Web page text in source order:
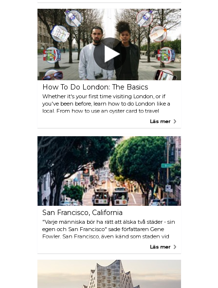
Mellanöstern har färgat Ankaras arkitektur, mat,
vin, nattliv, mode och konst. De två kulturerna har
smält samman i denna stad och gett den en unik
identitet. Om du ankrar i Ankara, som namnet
föreslår, tar du ett steg över historiens gräns.
How To Do London: The Basics
Whether it's your first time visiting London, or if
you've been before, learn how to do London like a
local. From how to use an oyster card to travel
around the city, to ideas for things to do including
Läs mer
San Francisco, California
"Varje människa bör ha rätt att älska två städer - sin
egen och San Francisco" sade författaren Gene
Fowler. San Francisco, även känd som staden vid
bukten, är en mångsidig, färgstark och spännande
världen med sin skönhet, kultur, historia och
dynamiska atmosfär. San Francisco är dock mest
känt för sina branta backar, vackra panoramavyer
och utmärkta kök. Den eklektiska blandningen av
Läs mer